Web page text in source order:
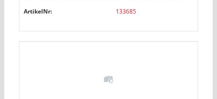
ArtikelNr: 133685